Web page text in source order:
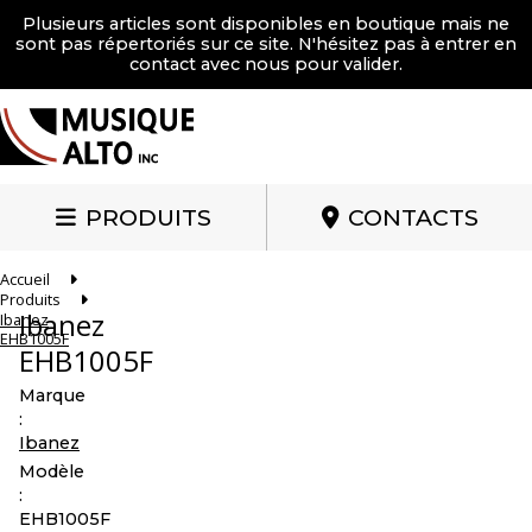
Plusieurs articles sont disponibles en boutique mais ne
sont pas répertoriés sur ce site. N'hésitez pas à entrer en
contact avec nous pour valider.
PRODUITS CONTACTS
Accueil
Produits
Ibanez
EHB1005F
Ibanez
EHB1005F
Marque
:
Ibanez
Modèle
:
EHB1005F